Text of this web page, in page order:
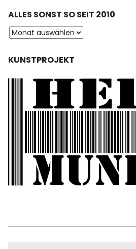
ALLES SONST SO SEIT 2010
KUNSTPROJEKT